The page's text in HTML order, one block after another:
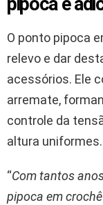
O ponto pipoca
relevo e dar
acessórios. Ele
arremate,
controle da
altura uniformes.
“Com tantos
pipoca em